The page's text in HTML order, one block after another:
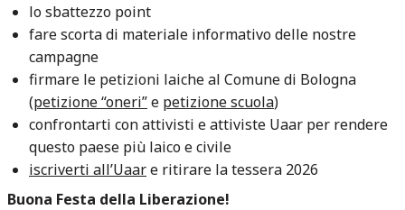
lo sbattezzo point
fare scorta di materiale informativo delle nostre
campagne
firmare le petizioni laiche al Comune di Bologna
(petizione “oneri”e petizione scuola)
confrontarti con attivisti e attiviste Uaar per rendere
questo paese più laico e civile
iscriverti all’Uaare ritirare la tessera 2026
Buona Festa della Liberazione!